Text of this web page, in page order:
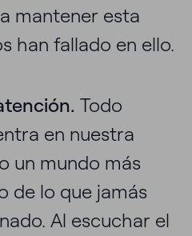
mantener esta
han fallado en ello.
Todo
en nuestra
un mundo más
de lo que jamás
Al escuchar el